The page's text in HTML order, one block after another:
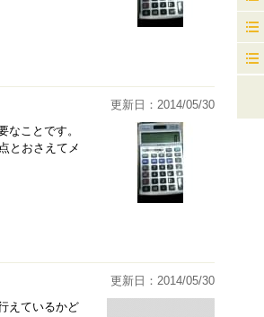
更新日：2014/05/30
ことです。
とおさえてメ
更新日：2014/05/30
えているかど